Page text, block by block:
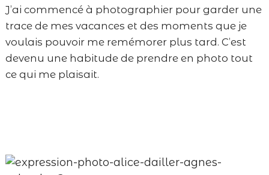
J’ai commencé à photographier pour garder une
trace de mes vacances et des moments que je
voulais pouvoir me remémorer plus tard. C’est
devenu une habitude de prendre en photo tout
ce qui me plaisait.